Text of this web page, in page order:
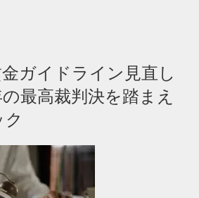
ガイドライン見直し
最高裁判決を踏まえ